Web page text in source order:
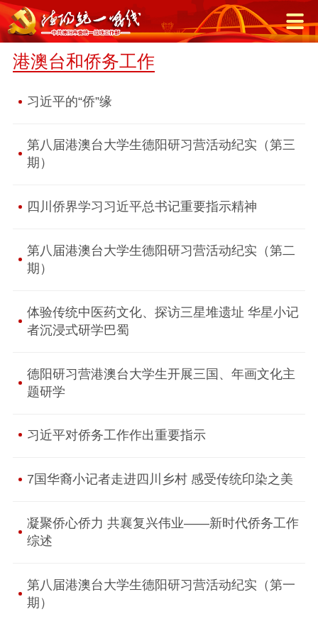
港澳台和侨务工作
习近平的“侨”缘
第八届港澳台大学生德阳研习营活动纪实（第三
期）
四川侨界学习习近平总书记重要指示精神
第八届港澳台大学生德阳研习营活动纪实（第二
期）
体验传统中医药文化、探访三星堆遗址 华星小记
者沉浸式研学巴蜀
德阳研习营港澳台大学生开展三国、年画文化主
题研学
习近平对侨务工作作出重要指示
7国华裔小记者走进四川乡村 感受传统印染之美
凝聚侨心侨力 共襄复兴伟业——新时代侨务工作
综述
第八届港澳台大学生德阳研习营活动纪实（第一
期）